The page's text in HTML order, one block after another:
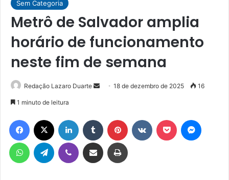
Sem Categoria
Metrô de Salvador amplia
horário de funcionamento
neste fim de semana
Redação Lazaro Duarte
Mande
mail
18 de dezembro de 2025 16
1 minuto de leitura
Facebook Linkedin Tumblr Pinterest Pocket
WhatsAppTelegram Viber Compartilhar via e-mail Imprimir